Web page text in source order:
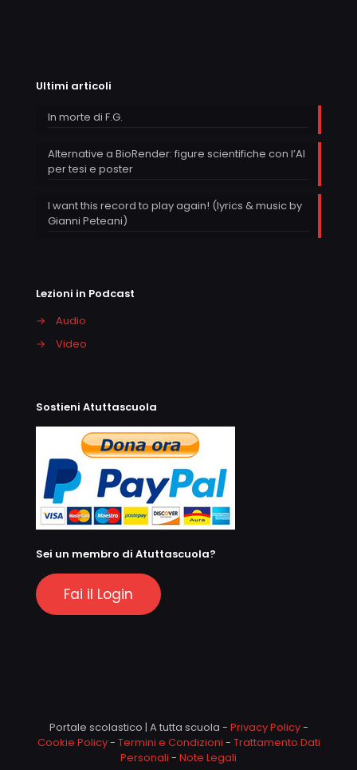
Ultimi articoli
In morte di F.G.
Alternative a BioRender: figure scientifiche con l’AI
per tesi e poster
I want this record to play again! (lyrics & music by
Gianni Peteani)
Lezioni in Podcast
→
Audio
→
Video
Sostieni Atuttascuola
Sei un membro di Atuttascuola?
Fai il Login
Portale scolastico | A tutta scuola - Privacy Policy-
Cookie Policy- Termini e Condizioni - Trattamento Dati
Personali - Note Legali